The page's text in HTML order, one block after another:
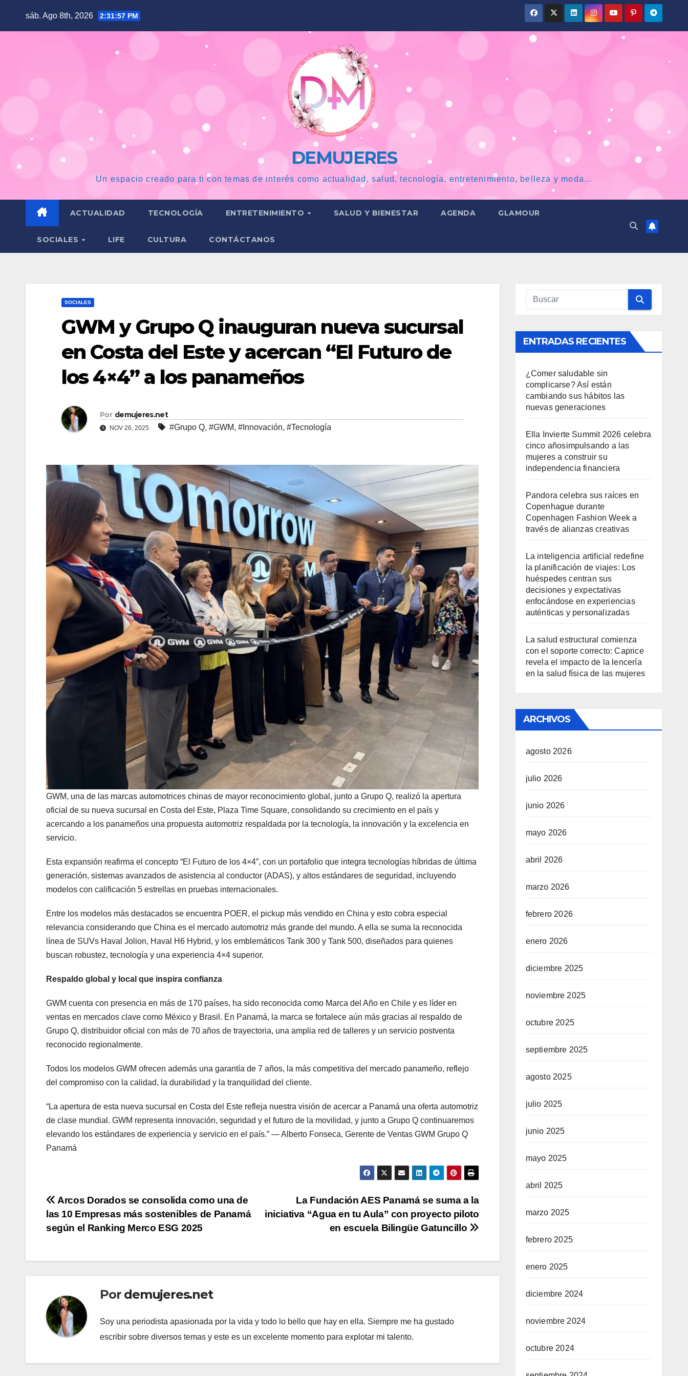
sáb. Ago 8th, 2026 2:31:59 PM
DEMUJERES
Un espacio creado para ti con temas de interés como actualidad, salud, tecnología, entretenimiento, belleza y moda...
ACTUALIDAD TECNOLOGÍA ENTRETENIMIENTO SALUD Y BIENESTAR AGENDA GLAMOUR
SOCIALES LIFE CULTURA CONTÁCTANOS
SOCIALES
GWM y Grupo Q inauguran nueva sucursal
en Costa del Este y acercan “El Futuro de
los 4×4” a los panameños
Por demujeres.net
NOV 26, 2025 #Grupo Q, #GWM, #Innovación, #Tecnología
GWM, una de las marcas automotrices chinas de mayor reconocimiento global, junto a Grupo Q, realizó la apertura
oficial de su nueva sucursal en Costa del Este, Plaza Time Square, consolidando su crecimiento en el país y
acercando a los panameños una propuesta automotriz respaldada por la tecnología, la innovación y la excelencia en
servicio.
Esta expansión reafirma el concepto “El Futuro de los 4×4”, con un portafolio que integra tecnologías híbridas de última
generación, sistemas avanzados de asistencia al conductor (ADAS), y altos estándares de seguridad, incluyendo
modelos con calificación 5 estrellas en pruebas internacionales.
Entre los modelos más destacados se encuentra POER, el pickup más vendido en China y esto cobra especial
relevancia considerando que China es el mercado automotriz más grande del mundo. A ella se suma la reconocida
línea de SUVs Haval Jolion, Haval H6 Hybrid, y los emblemáticos Tank 300 y Tank 500, diseñados para quienes
buscan robustez, tecnología y una experiencia 4×4 superior.
Respaldo global y local que inspira confianza
GWM cuenta con presencia en más de 170 países, ha sido reconocida como Marca del Año en Chile y es líder en
ventas en mercados clave como México y Brasil. En Panamá, la marca se fortalece aún más gracias al respaldo de
Grupo Q, distribuidor oficial con más de 70 años de trayectoria, una amplia red de talleres y un servicio postventa
reconocido regionalmente.
Todos los modelos GWM ofrecen además una garantía de 7 años, la más competitiva del mercado panameño, reflejo
del compromiso con la calidad, la durabilidad y la tranquilidad del cliente.
“La apertura de esta nueva sucursal en Costa del Este refleja nuestra visión de acercar a Panamá una oferta automotriz
de clase mundial. GWM representa innovación, seguridad y el futuro de la movilidad, y junto a Grupo Q continuaremos
elevando los estándares de experiencia y servicio en el país.” — Alberto Fonseca, Gerente de Ventas GWM Grupo Q
Panamá
Navegación
de
La Fundación AES Panamá se suma a la
iniciativa “Agua en tu Aula” con proyecto piloto
en escuela Bilingüe Gatuncillo
Arcos Dorados se consolida como una de
las 10 Empresas más sostenibles de Panamá
según el Ranking Merco ESG 2025
Por demujeres.net
Soy una periodista apasionada por la vida y todo lo bello que hay en ella. Siempre me ha gustado
escribir sobre diversos temas y este es un excelente momento para explotar mi talento.
ENTRADAS RECIENTES
¿Comer saludable sin
complicarse? Así están
cambiando sus hábitos las
nuevas generaciones
Ella Invierte Summit 2026 celebra
cinco añosimpulsando a las
mujeres a construir su
independencia financiera
Pandora celebra sus raíces en
Copenhague durante
Copenhagen Fashion Week a
través de alianzas creativas
La inteligencia artificial redefine
la planificación de viajes: Los
huéspedes centran sus
decisiones y expectativas
enfocándose en experiencias
auténticas y personalizadas
La salud estructural comienza
con el soporte correcto: Caprice
revela el impacto de la lencería
en la salud física de las mujeres
ARCHIVOS
agosto 2026
julio 2026
junio 2026
mayo 2026
abril 2026
marzo 2026
febrero 2026
enero 2026
diciembre 2025
noviembre 2025
octubre 2025
septiembre 2025
agosto 2025
julio 2025
junio 2025
mayo 2025
abril 2025
marzo 2025
febrero 2025
enero 2025
diciembre 2024
noviembre 2024
octubre 2024